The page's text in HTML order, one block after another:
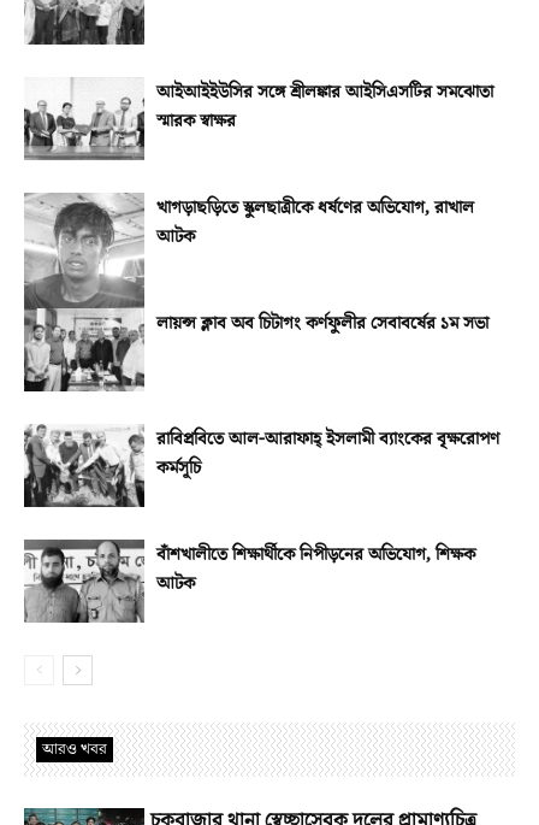
আইআইইউসির সঙ্গে শ্রীলঙ্কার আইসিএসটির সমঝোতা
স্মারক স্বাক্ষর
খাগড়াছড়িতে স্কুলছাত্রীকে ধর্ষণের অভিযোগ, রাখাল
আটক
লায়ন্স ক্লাব অব চিটাগং কর্ণফুলীর সেবাবর্ষের ১ম সভা
রাবিপ্রবিতে আল-আরাফাহ্‌ ইসলামী ব্যাংকের বৃক্ষরোপণ
কর্মসূচি
বাঁশখালীতে শিক্ষার্থীকে নিপীড়নের অভিযোগ, শিক্ষক
আটক
আরও খবর